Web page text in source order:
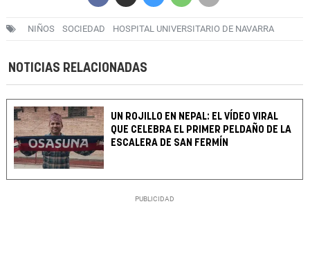
NIÑOS SOCIEDAD HOSPITAL UNIVERSITARIO DE NAVARRA
NOTICIAS RELACIONADAS
UN ROJILLO EN NEPAL: EL VÍDEO VIRAL
QUE CELEBRA EL PRIMER PELDAÑO DE LA
ESCALERA DE SAN FERMÍN